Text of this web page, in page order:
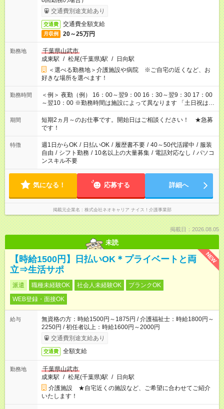
交通費別途支給あり
交通費 交通費全額支給
月収例 20～25万円
勤務地
千葉県山武市
成東駅 / 松尾(千葉県)駅 / 日向駅
＜選べる勤務地＞介護施設や病院 ※ご自宅の近くなど、お
好きな場所を選べます！
勤務時間
＜例＞ 夜勤（例） 16：00～翌9：00 16：30～翌9：30 17：00
～翌10：00 ※勤務時間は施設によって異なります 「土日祝は休
みたい」 「しっかり稼ぎたい」 「もう少し遅い時間から始めた
い」など ご希望にあったお仕事をご案内いたします。 ※未経験
の方の場合は1～2ヶ月間は日中での仕事を経験いただき、 お
仕事に慣れてからの夜勤になります。 ★家庭の都合でお休みが
必要な場合も遠慮なくご相談ください。
期間
短期2ヵ月～のお仕事です。開始日はご相談ください！ ★急募
です！
特徴 週1日からOK / 日払いOK / 履歴書不要 / 40～50代活躍中 / 服装
自由 / シフト勤務 / 10名以上の大量募集 / 電話対応なし / パソコ
ンスキル不要
気になる！ 応募する 詳細へ
掲載元企業名 株式会社ネオキャリア ナイス！介護事業部
掲載日：2026.08.05
未読
NEW
【時給1500円】日払いOK＊プライベートと両
立⇒生活サポ
派遣 職種未経験OK 社会人未経験OK
ブランクOK
WEB登録・面接OK
給与
無資格の方：時給1500円～1875円 / 介護福祉士：時給1800円～
2250円 / 初任者以上：時給1600円～2000円
交通費別途支給あり
交通費 全額支給
勤務地
千葉県山武市
成東駅 / 松尾(千葉県)駅 / 日向駅
介護施設 ★自宅近くの施設など、ご希望に合わせてご紹介
いたします！